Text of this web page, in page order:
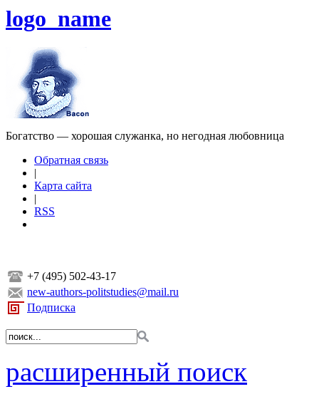
logo_name
Богатство — хорошая служанка, но негодная любовница
Обратная связь
|
Карта сайта
|
RSS
+7 (495) 502-43-17
new-authors-politstudies@mail.ru
Подписка
расширенный поиск